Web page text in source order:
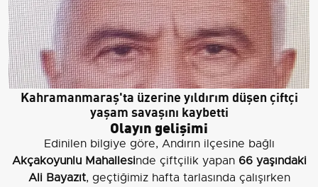
Kahramanmaraş'ta üzerine yıldırım düşen çiftçi
yaşam savaşını kaybetti
Olayın gelişimi
Edinilen bilgiye göre, Andırın ilçesine bağlı
Akçakoyunlu Mahallesinde çiftçilik yapan 66 yaşındaki
Ali Bayazıt, geçtiğimiz hafta tarlasında çalışırken